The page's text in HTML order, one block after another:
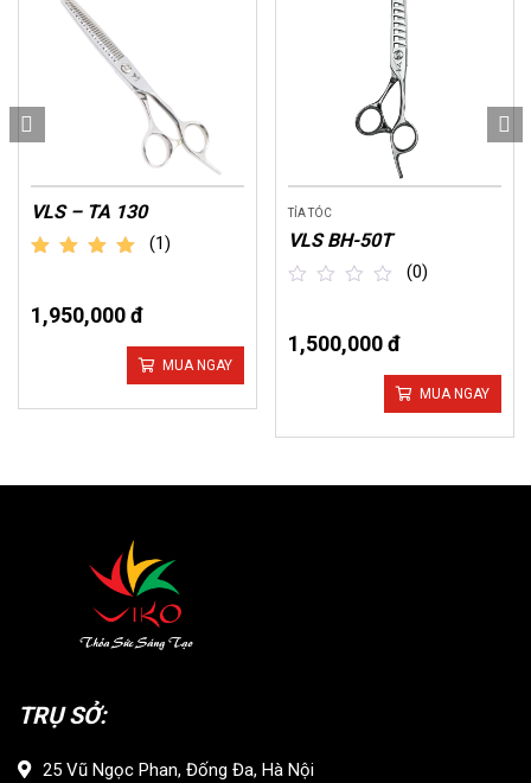
VLS – TA 130
(1)
1,950,000 đ
MUA NGAY
TỈA TÓC
VLS BH-50T
of
5
(0)
1,500,000 đ
MUA NGAY
TRỤ SỞ:
25 Vũ Ngọc Phan, Đống Đa, Hà Nội